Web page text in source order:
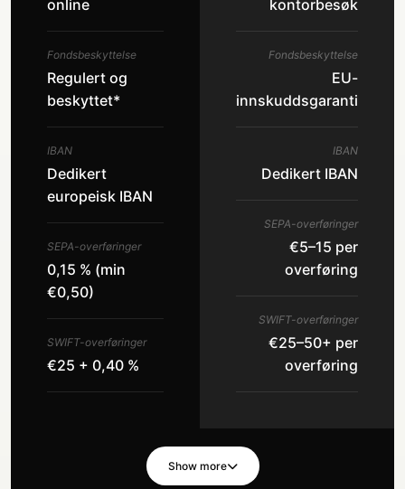
online
Fondsbeskyttelse
Regulert og
beskyttet*
IBAN
Dedikert
europeisk IBAN
SEPA-overføringer
0,15 % (min
€0,50)
SWIFT-overføringer
€25 + 0,40 %
kontorbesøk
Fondsbeskyttelse
EU-
innskuddsgaranti
IBAN
Dedikert IBAN
SEPA-overføringer
€5–15 per
overføring
SWIFT-overføringer
€25–50+ per
overføring
Show more